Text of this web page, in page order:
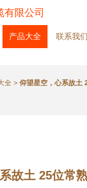
有限公司
产品大全 联系我们
全 > 仰望星空，心系故土
故土 25位常